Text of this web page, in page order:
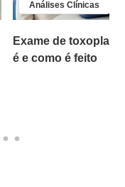
Análises Clínicas
Exame de
é e como é feito